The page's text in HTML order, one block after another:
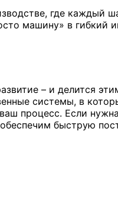
где каждый
машину» в гибкий
– и делится
системы, в
процесс. Если
быструю